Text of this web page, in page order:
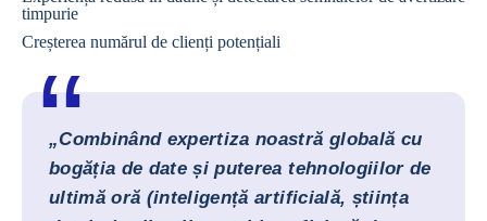
timpurie
Creșterea numărul de clienți potențiali
„Combinând expertiza noastră globală cu
bogăția de date și puterea tehnologiilor de
ultimă oră (inteligență artificială, știința